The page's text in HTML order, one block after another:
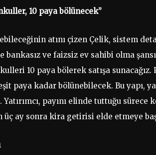
10 paya bölünecek”
atını çizen Çelik, sistem
bankasız ve faizsiz ev sahibi olma
10 paya bölerek satışa sunacağız.
paya kadar bölünebilecek. Bu yapı,
payını elinde tuttuğu
üç ay sonra kira getirisi elde etmeye